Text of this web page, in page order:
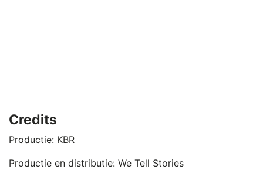
Credits
Productie: KBR
Productie en distributie: We Tell Stories